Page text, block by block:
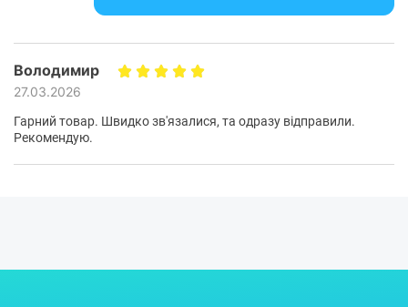
Володимир
27.03.2026
Гарний товар. Швидко зв'язалися, та одразу відправили.
Рекомендую.